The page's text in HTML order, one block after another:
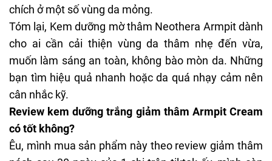
chích ở một số vùng da mỏng.
Tóm lại, Kem dưỡng mờ thâm Neothera Armpit dành
cho ai cần cải thiện vùng da thâm nhẹ đến vừa,
muốn làm sáng an toàn, không bào mòn da. Những
bạn tìm hiệu quả nhanh hoặc da quá nhạy cảm nên
cân nhắc kỹ.
Review kem dưỡng trắng giảm thâm Armpit Cream
có tốt không?
Êu, mình mua sản phẩm này theo review giảm thâm